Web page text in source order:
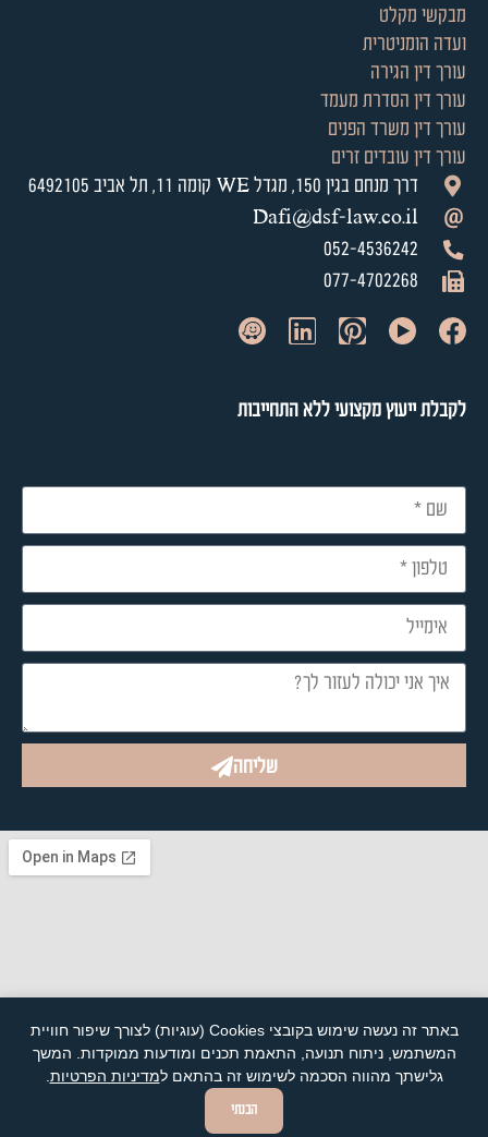
מבקשי מקלט
ועדה הומניטרית
עורך דין הגירה
עורך דין הסדרת מעמד
עורך דין משרד הפנים
עורך דין עובדים זרים
דרך מנחם בגין 150, מגדל WE קומה 11, תל אביב 6492105
Dafi@dsf-law.co.il
052-4536242
077-4702268
לקבלת ייעוץ מקצועי ללא התחייבות​
שליחה
באתר זה נעשה שימוש בקובצי Cookies (עוגיות) לצורך שיפור חוויית
המשתמש, ניתוח תנועה, התאמת תכנים ומודעות ממוקדות. המשך
גלישתך מהווה הסכמה לשימוש זה בהתאם למדיניות הפרטיות
הבנתי